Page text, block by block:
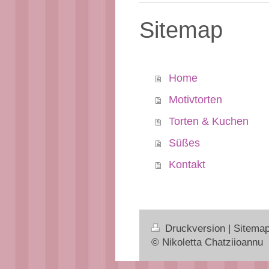
Sitemap
Home
Motivtorten
Torten & Kuchen
Süßes
Kontakt
Druckversion |
© Nikoletta Chatziioannu